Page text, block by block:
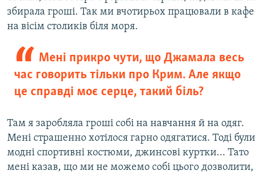
збирала гроші. Так ми вчотирьох працювали в кафе
на вісім столиків біля моря.
Мені прикро чути, що Джамала весь
час говорить тільки про Крим. Але якщо
це справді моє серце, такий біль?
Там я заробляла гроші собі на навчання й на одяг.
Мені страшенно хотілося гарно одягатися. Тоді були
модні спортивні костюми, джинсові куртки... Тато
мені казав, що ми не можемо собі цього дозволити,